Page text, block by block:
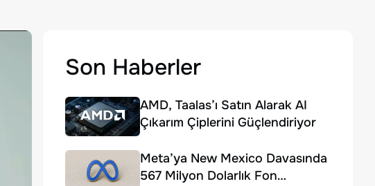
Son Haberler
AMD, Taalas’ı Satın Alarak AI
Çıkarım Çiplerini Güçlendiriyor
Meta’ya New Mexico Davasında
567 Milyon Dolarlık Fon